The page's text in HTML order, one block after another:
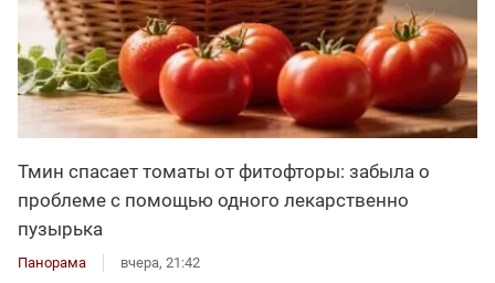
Тмин спасает томаты от фитофторы: забыла о
проблеме с помощью одного лекарственно
пузырька
Панорама вчера, 21:42